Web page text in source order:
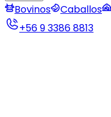
Bovinos Caballos
+56 9 3386 8813